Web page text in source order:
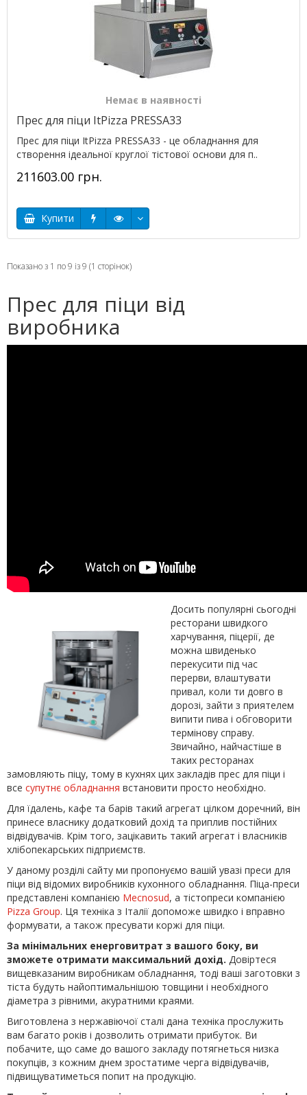
Немає в наявності
Прес для піци ItPizza PRESSA33
Прес для піци ItPizza PRESSA33 - це обладнання для
створення ідеальної круглої тістової основи для п..
211603.00 грн.
Купити
Показано з 1 по 9 із 9 (1 сторінок)
Прес для піци від
виробника
Досить популярні сьогодні
ресторани швидкого
харчування, піцерії, де
можна швиденько
перекусити під час
перерви, влаштувати
привал, коли ти довго в
дорозі, зайти з приятелем
випити пива і обговорити
термінову справу.
Звичайно, найчастіше в
таких ресторанах
замовляють піцу, тому в кухнях цих закладів прес для піци і
все супутнє обладнання встановити просто необхідно.
Для їдалень, кафе та барів такий агрегат цілком доречний, він
принесе власнику додатковий дохід та приплив постійних
відвідувачів. Крім того, зацікавить такий агрегат і власників
хлібопекарських підприємств.
У даному розділі сайту ми пропонуємо вашій увазі преси для
піци від відомих виробників кухонного обладнання. Піца-преси
представлені компанією Mecnosud, а тістопреси компанією
Pizza Group. Ця техніка з Італії допоможе швидко і вправно
формувати, а також пресувати коржі для піци.
За мінімальних енерговитрат з вашого боку, ви
зможете отримати максимальний дохід. Довіртеся
вищевказаним виробникам обладнання, тоді ваші заготовки з
тіста будуть найоптимальнішою товщини і необхідного
діаметра з рівними, акуратними краями.
Виготовлена з нержавіючої сталі дана техніка прослужить
вам багато років і дозволить отримати прибуток. Ви
побачите, що саме до вашого закладу потягнеться низка
покупців, з кожним днем зростатиме черга відвідувачів,
підвищуватиметься попит на продукцію.